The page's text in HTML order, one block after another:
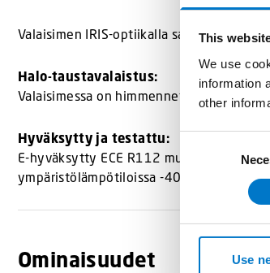
This
We use
information
other
o
n
Use
Valaisimen IRIS-optiikalla saadaan
Halo-taustavalaistus:
Valaisimessa on himmennetty
Hyväksytty ja testattu:
E-hyväksytty ECE R112 mukaan ref. 20,
ympäristölämpötiloissa -40°C – +80°C.
Ominaisuudet